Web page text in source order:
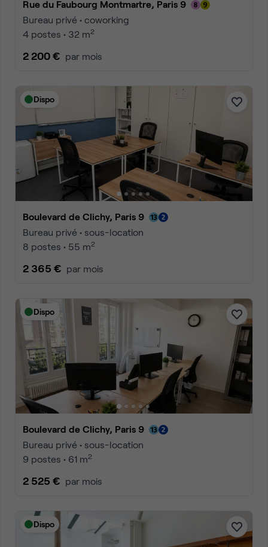
Rue du Faubourg Montmartre, Paris 9
Bureau privé • coworking
4 postes • 32 m2
2 200 € par mois
Dispo
Boulevard de Clichy, Paris 9
Bureau privé • sous-location
8 postes • 55 m2
2 365 € par mois
Dispo
Boulevard de Clichy, Paris 9
Bureau privé • sous-location
9 postes • 61 m2
2 525 € par mois
Dispo